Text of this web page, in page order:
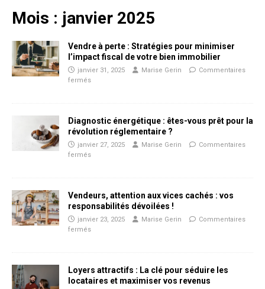
Mois : janvier 2025
Vendre à perte : Stratégies pour minimiser
l’impact fiscal de votre bien immobilier
janvier 31, 2025 Marise Gerin
Commentaires
fermés
Diagnostic énergétique : êtes-vous prêt pour la
révolution réglementaire ?
janvier 27, 2025 Marise Gerin
Commentaires
fermés
Vendeurs, attention aux vices cachés : vos
responsabilités dévoilées !
janvier 23, 2025 Marise Gerin
Commentaires
fermés
Loyers attractifs : La clé pour séduire les
locataires et maximiser vos revenus